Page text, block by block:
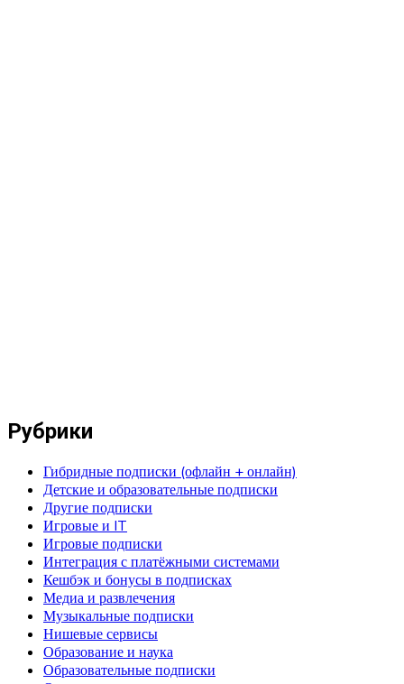
Рубрики
Гибридные подписки (офлайн + онлайн)
Детские и образовательные подписки
Другие подписки
Игровые и IT
Игровые подписки
Интеграция с платёжными системами
Кешбэк и бонусы в подписках
Медиа и развлечения
Музыкальные подписки
Нишевые сервисы
Образование и наука
Образовательные подписки